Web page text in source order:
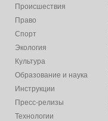
Происшествия
Право
Спорт
Экология
Культура
Образование и наука
Инструкции
Пресс-релизы
Технологии